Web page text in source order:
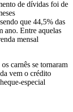
de dívidas foi de
que 44,5% das
ano. Entre aquelas
mensal
carnês se tornaram
vem o crédito
especial